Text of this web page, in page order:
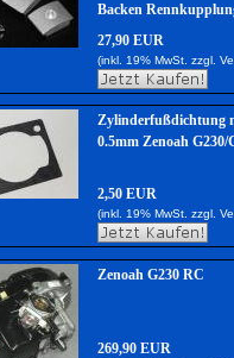
Backen
27,90 EUR
(inkl. 19% MwSt. zzgl.
Zylinderfußdichtung
0.5mm Zenoah G230/
2,50 EUR
(inkl. 19% MwSt. zzgl.
Zenoah G230 RC
269,90 EUR